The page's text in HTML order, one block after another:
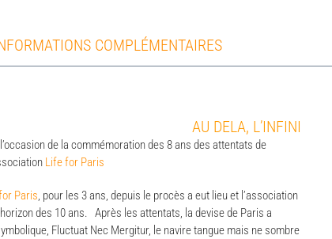
COMPLÉMENTAIRES
AU DELA, L’INFINI
de la commémoration des 8 ans des attentats de
Life for Paris
Paris, pour les 3 ans, depuis le procès a eut lieu et l’association
des 10 ans. Après les attentats, la devise de Paris a
Fluctuat Nec Mergitur, le navire tangue mais ne sombre